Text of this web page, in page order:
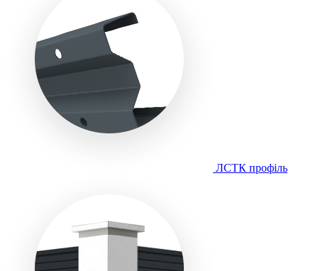
ЛСТК профіль